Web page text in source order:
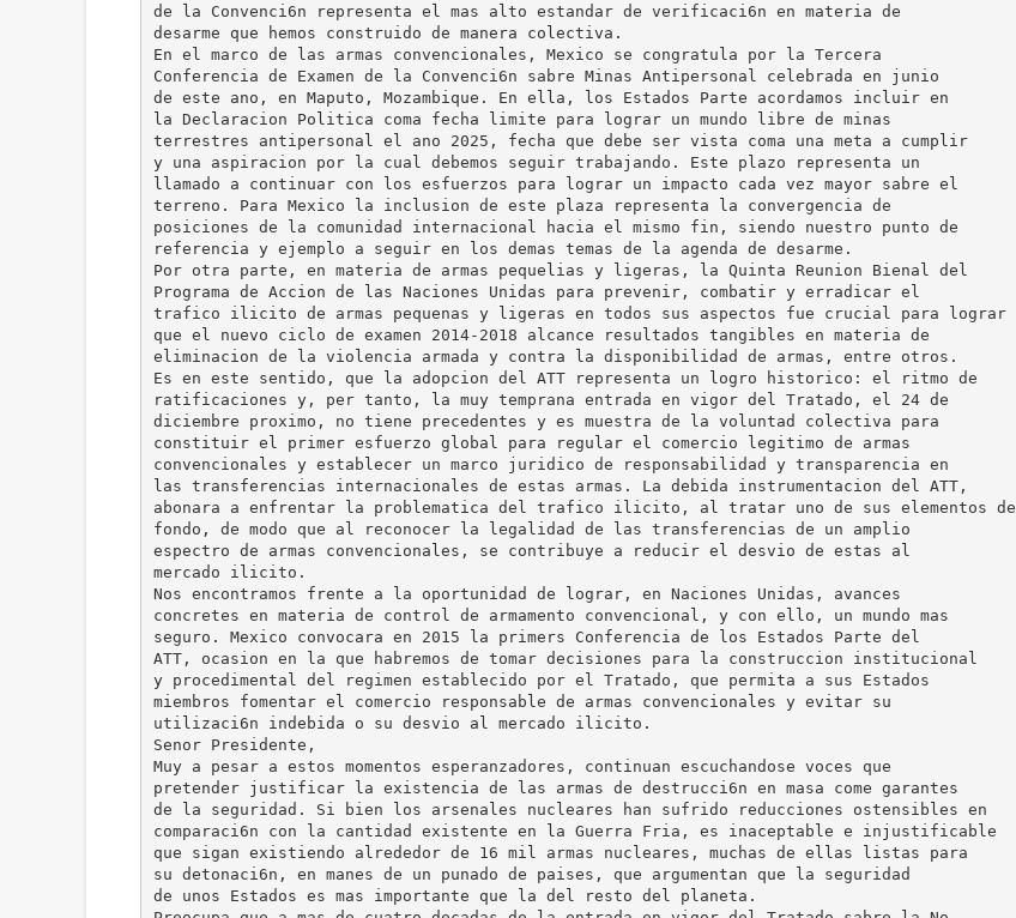
de la Convenci6n representa el mas alto estandar de verificaci6n en materia de
desarme que hemos construido de manera colectiva.
En el marco de las armas convencionales, Mexico se congratula por la Tercera
Conferencia de Examen de la Convenci6n sabre Minas Antipersonal celebrada en junio
de este ano, en Maputo, Mozambique. En ella, los Estados Parte acordamos incluir en
la Declaracion Politica coma fecha limite para lograr un mundo libre de minas
terrestres antipersonal el ano 2025, fecha que debe ser vista coma una meta a cumplir
y una aspiracion por la cual debemos seguir trabajando. Este plazo representa un
llamado a continuar con los esfuerzos para lograr un impacto cada vez mayor sabre el
terreno. Para Mexico la inclusion de este plaza representa la convergencia de
posiciones de la comunidad internacional hacia el mismo fin, siendo nuestro punto de
referencia y ejemplo a seguir en los demas temas de la agenda de desarme.
Por otra parte, en materia de armas pequelias y ligeras, la Quinta Reunion Bienal del
Programa de Accion de las Naciones Unidas para prevenir, combatir y erradicar el
trafico ilicito de armas pequenas y ligeras en todos sus aspectos fue crucial para lograr
que el nuevo ciclo de examen 2014-2018 alcance resultados tangibles en materia de
eliminacion de la violencia armada y contra la disponibilidad de armas, entre otros.
Es en este sentido, que la adopcion del ATT representa un logro historico: el ritmo de
ratificaciones y, per tanto, la muy temprana entrada en vigor del Tratado, el 24 de
diciembre proximo, no tiene precedentes y es muestra de la voluntad colectiva para
constituir el primer esfuerzo global para regular el comercio legitimo de armas
convencionales y establecer un marco juridico de responsabilidad y transparencia en
las transferencias internacionales de estas armas. La debida instrumentacion del ATT,
abonara a enfrentar la problematica del trafico ilicito, al tratar uno de sus elementos de
fondo, de modo que al reconocer la legalidad de las transferencias de un amplio
espectro de armas convencionales, se contribuye a reducir el desvio de estas al
mercado ilicito.
Nos encontramos frente a la oportunidad de lograr, en Naciones Unidas, avances
concretes en materia de control de armamento convencional, y con ello, un mundo mas
seguro. Mexico convocara en 2015 la primers Conferencia de los Estados Parte del
ATT, ocasion en la que habremos de tomar decisiones para la construccion institucional
y procedimental del regimen establecido por el Tratado, que permita a sus Estados
miembros fomentar el comercio responsable de armas convencionales y evitar su
utilizaci6n indebida o su desvio al mercado ilicito.
Senor Presidente,
Muy a pesar a estos momentos esperanzadores, continuan escuchandose voces que
pretender justificar la existencia de las armas de destrucci6n en masa come garantes
de la seguridad. Si bien los arsenales nucleares han sufrido reducciones ostensibles en
comparaci6n con la cantidad existente en la Guerra Fria, es inaceptable e injustificable
que sigan existiendo alrededor de 16 mil armas nucleares, muchas de ellas listas para
su detonaci6n, en manes de un punado de paises, que argumentan que la seguridad
de unos Estados es mas importante que la del resto del planeta.